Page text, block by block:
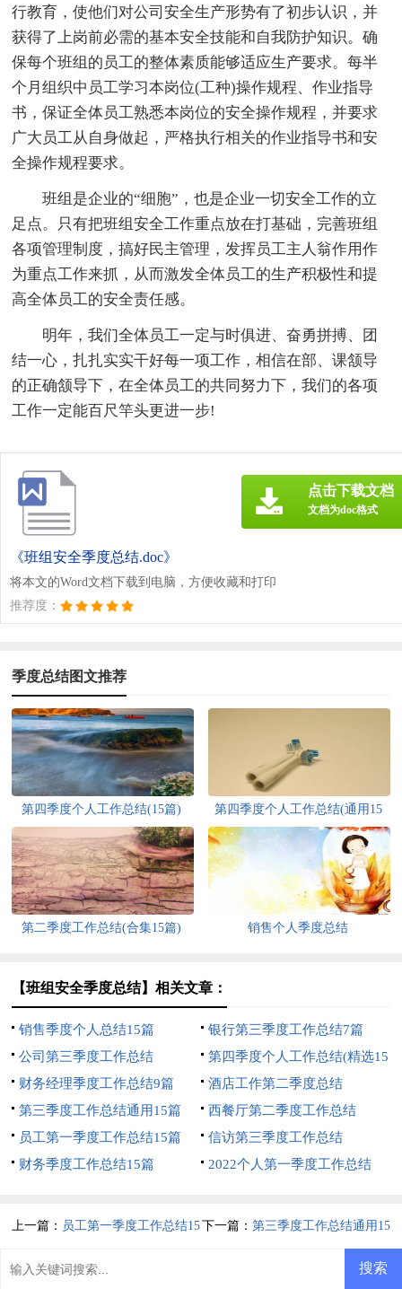
行教育，使他们对公司安全生产形势有了初步认识，并
获得了上岗前必需的基本安全技能和自我防护知识。确
保每个班组的员工的整体素质能够适应生产要求。每半
个月组织中员工学习本岗位(工种)操作规程、作业指导
书，保证全体员工熟悉本岗位的安全操作规程，并要求
广大员工从自身做起，严格执行相关的作业指导书和安
全操作规程要求。
班组是企业的“细胞”，也是企业一切安全工作的立
足点。只有把班组安全工作重点放在打基础，完善班组
各项管理制度，搞好民主管理，发挥员工主人翁作用作
为重点工作来抓，从而激发全体员工的生产积极性和提
高全体员工的安全责任感。
明年，我们全体员工一定与时俱进、奋勇拼搏、团
结一心，扎扎实实干好每一项工作，相信在部、课颔导
的正确颔导下，在全体员工的共同努力下，我们的各项
工作一定能百尺竿头更进一步!
《班组安全季度总结.doc》
将本文的Word文档下载到电脑，方便收藏和打印
推荐度：
点击下载文档
文档为doc格式
季度总结图文推荐
第四季度个人工作总结(15篇)
第四季度个人工作总结(通用15
篇)
第二季度工作总结(合集15篇) 销售个人季度总结
【班组安全季度总结】相关文章：
销售季度个人总结15篇
银行第三季度工作总结7篇
公司第三季度工作总结
第四季度个人工作总结(精选15
篇)
财务经理季度工作总结9篇
酒店工作第二季度总结
第三季度工作总结通用15篇
西餐厅第二季度工作总结
员工第一季度工作总结15篇
信访第三季度工作总结
财务季度工作总结15篇
2022个人第一季度工作总结
上一篇： 员工第一季度工作总结15下一篇： 第三季度工作总结通用15